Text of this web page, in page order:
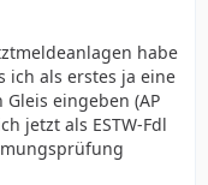
habe
ich als erstes ja eine
eingeben (AP
jetzt als ESTW-Fdl